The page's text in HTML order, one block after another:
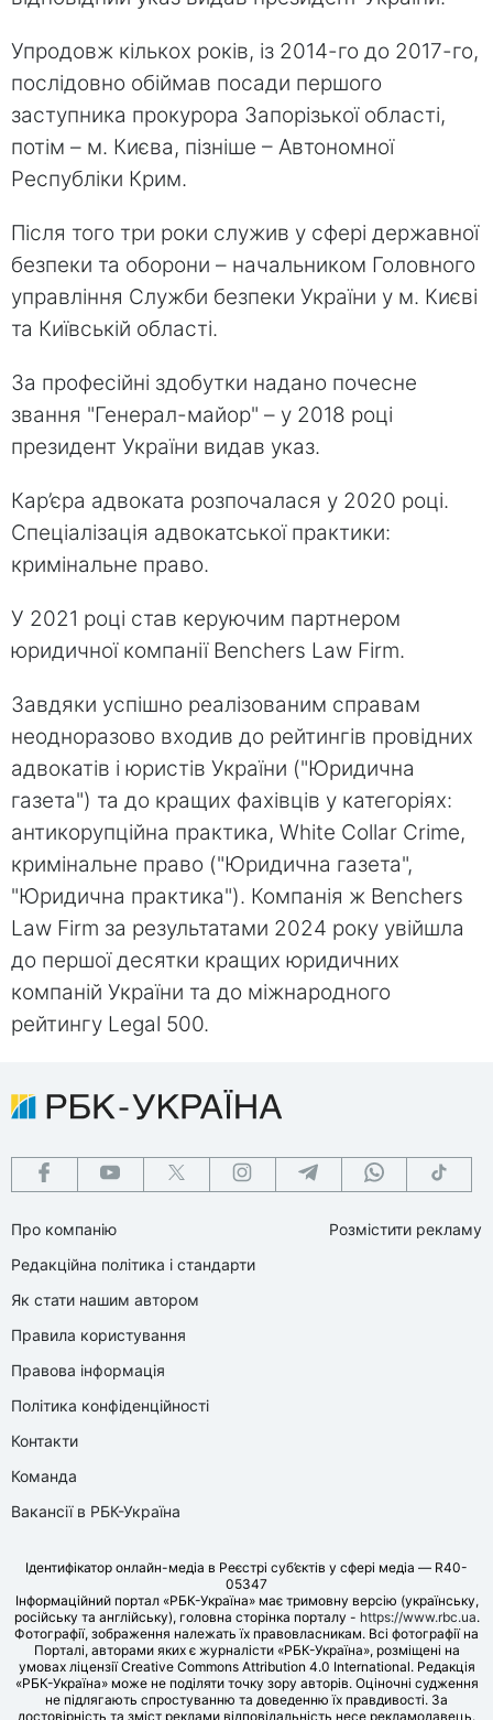
Упродовж кількох років, із 2014-го до 2017-го,
послідовно обіймав посади першого
заступника прокурора Запорізької області,
потім – м. Києва, пізніше – Автономної
Республіки Крим.
Після того три роки служив у сфері державної
безпеки та оборони – начальником Головного
управління Служби безпеки України у м. Києві
та Київській області.
За професійні здобутки надано почесне
звання "Генерал-майор" – у 2018 році
президент України видав указ.
Кар’єра адвоката розпочалася у 2020 році.
Спеціалізація адвокатської практики:
кримінальне право.
У 2021 році став керуючим партнером
юридичної компанії Benchers Law Firm.
Завдяки успішно реалізованим справам
неодноразово входив до рейтингів провідних
адвокатів і юристів України ("Юридична
газета") та до кращих фахівців у категоріях:
антикорупційна практика, White Сollar Сrime,
кримінальне право ("Юридична газета",
"Юридична практика"). Компанія ж Benchers
Law Firm за результатами 2024 року увійшла
до першої десятки кращих юридичних
компаній України та до міжнародного
рейтингу Legal 500.
Про компанію
Редакційна політика і стандарти
Як стати нашим автором
Правила користування
Правова інформація
Політика конфіденційності
Контакти
Команда
Вакансії в РБК-Україна
Розмістити рекламу
Ідентифікатор онлайн-медіа в Реєстрі суб’єктів у сфері медіа — R40-
05347
Інформаційний портал «РБК-Україна» має тримовну версію (українську,
російську та англійську), головна сторінка порталу - https://www.rbc.ua.
Фотографії, зображення належать їх правовласникам. Всі фотографії на
Порталі, авторами яких є журналісти «РБК-Україна», розміщені на
умовах ліцензії Creative Commons Attribution 4.0 International. Редакція
«РБК-Україна» може не поділяти точку зору авторів. Оціночні судження
не підлягають спростуванню та доведенню їх правдивості. За
достовірність та зміст реклами відповідальність несе рекламодавець.